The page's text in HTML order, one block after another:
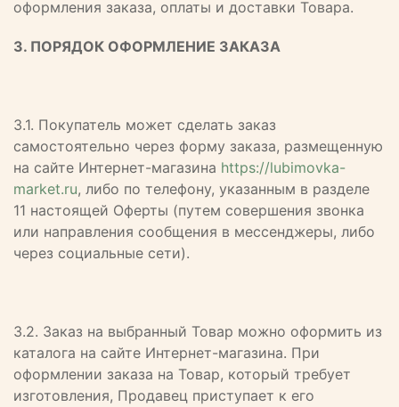
оформления заказа, оплаты и доставки Товара.
3. ПОРЯДОК ОФОРМЛЕНИЕ ЗАКАЗА
3.1. Покупатель может сделать заказ
самостоятельно через форму заказа, размещенную
на сайте Интернет-магазина https://lubimovka-
market.ru, либо по телефону, указанным в разделе
11 настоящей Оферты (путем совершения звонка
или направления сообщения в мессенджеры, либо
через социальные сети).
3.2. Заказ на выбранный Товар можно оформить из
каталога на сайте Интернет-магазина. При
оформлении заказа на Товар, который требует
изготовления, Продавец приступает к его